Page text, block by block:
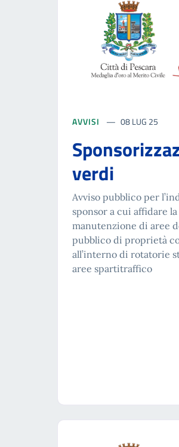
AVVISI 08 LUG 25
verdi
Avviso pubblico per
sponsor a cui affidare
manutenzione di aree
pubblico di proprietà
all’interno di rotatorie
aree spartitraffico